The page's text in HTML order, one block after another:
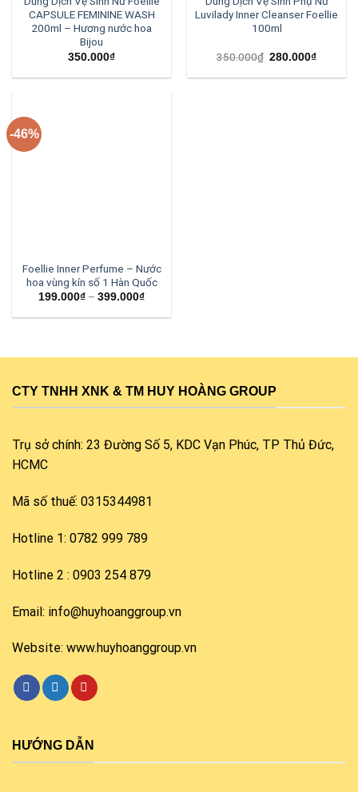
CAPSULE FEMININE WASH
200ml – Hương nước hoa
Bijou
350.000₫
Luvilady Inner Cleanser Foellie
100ml
350.000₫ 280.000₫
-46%
Foellie Inner Perfume – Nước
hoa vùng kín số 1 Hàn Quốc
199.000₫ – 399.000₫
CTY TNHH XNK & TM HUY HOÀNG GROUP
Trụ sở chính: 23 Đường Số 5, KDC Vạn Phúc, TP Thủ Đức,
HCMC
Mã số thuế: 0315344981
Hotline 1: 0782 999 789
Hotline 2 : 0903 254 879
Email: info@huyhoanggroup.vn
Website: www.huyhoanggroup.vn
HƯỚNG DẪN